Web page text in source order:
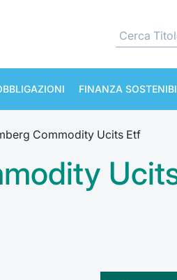
FINANZA
Commodity Ucits Etf